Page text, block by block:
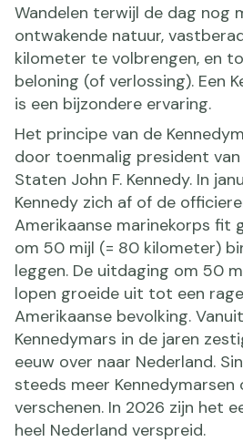
Wandelen terwijl de dag nog
ontwakende natuur,
kilometer te volbrengen, en
beloning (of verlossing). Een
is een bijzondere ervaring.
Het principe van de
door toenmalig president
Staten John F. Kennedy. In
Kennedy zich af of de
Amerikaanse marinekorps fit
om 50 mijl (= 80 kilometer)
leggen. De uitdaging om 50
lopen groeide uit tot een
Amerikaanse bevolking.
Kennedymars in de jaren
eeuw over naar Nederland.
steeds meer Kennedymarsen
verschenen. In 2026 zijn het
heel Nederland verspreid.